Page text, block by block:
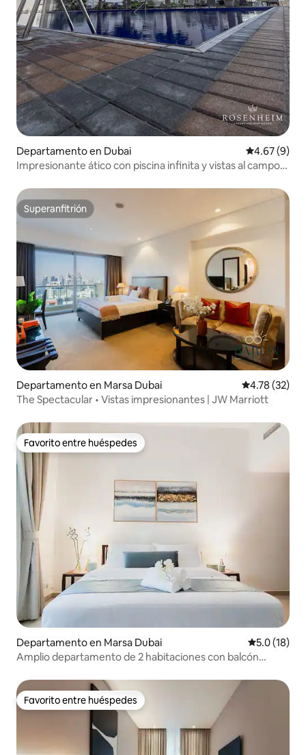
Departamento en Dubai Calificación
4.67 (9)
Impresionante ático con piscina infinita y vistas al campo
Superanfitrión
Superanfitrión
Departamento en Marsa Dubai Calificación
4.78 (32)
The Spectacular • Vistas impresionantes | JW Marriott
Favorito entre huéspedes
Favorito entre huéspedes
Departamento en Marsa Dubai Calificación
5.0 (18)
Amplio departamento de 2 habitaciones con balcón
Favorito entre huéspedes
Favorito entre huéspedes